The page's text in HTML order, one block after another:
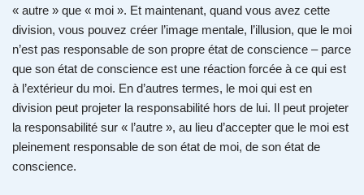
« autre » que « moi ». Et maintenant, quand vous avez cette
division, vous pouvez créer l’image mentale, l’illusion, que le moi
n’est pas responsable de son propre état de conscience – parce
que son état de conscience est une réaction forcée à ce qui est
à l’extérieur du moi. En d’autres termes, le moi qui est en
division peut projeter la responsabilité hors de lui. Il peut projeter
la responsabilité sur « l’autre », au lieu d’accepter que le moi est
pleinement responsable de son état de moi, de son état de
conscience.